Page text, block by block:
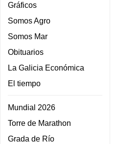
Gráficos
Somos Agro
Somos Mar
Obituarios
La Galicia Económica
El tiempo
Mundial 2026
Torre de Marathon
Grada de Río